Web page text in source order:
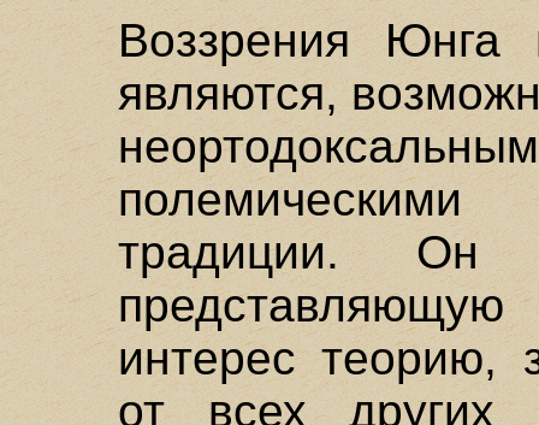
Воззрения Юнга
являются,
полемическими
традиции. Он
интерес теорию,
от всех других